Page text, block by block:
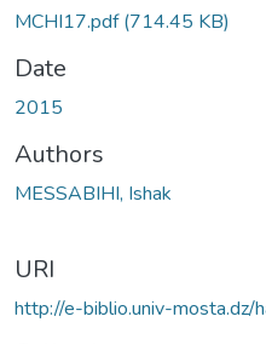
MCHI17.pdf(714.45 KB)
Date
2015
Authors
MESSABIHI, Ishak
URI
http://e-biblio.univ-